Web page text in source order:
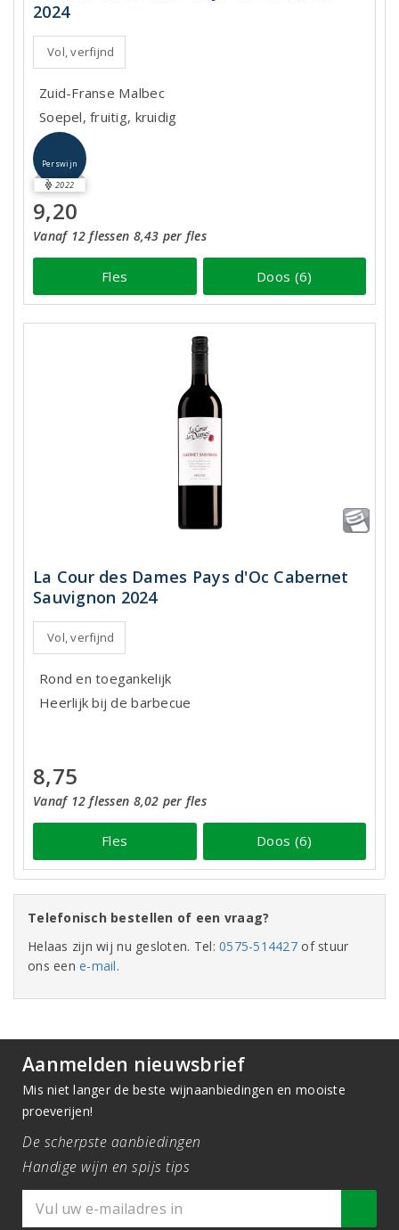
2024
Vol, verfijnd
Zuid-Franse Malbec
Soepel, fruitig, kruidig
Perswijn
2022
9,20
Vanaf 12 flessen 8,43 per fles
Fles Doos (6)
La Cour des Dames Pays d'Oc Cabernet
Sauvignon 2024
Vol, verfijnd
Rond en toegankelijk
Heerlijk bij de barbecue
8,75
Vanaf 12 flessen 8,02 per fles
Fles Doos (6)
Telefonisch bestellen of een vraag?
Helaas zijn wij nu gesloten. Tel:0575-514427 of stuur
ons eene-mail.
Aanmelden nieuwsbrief
Mis niet langer de beste wijnaanbiedingen en mooiste
proeverijen!
De scherpste aanbiedingen
Handige wijn en spijs tips